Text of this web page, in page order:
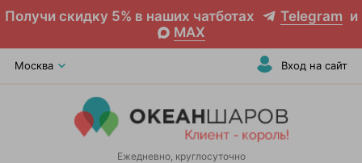
Получи скидку 5% в наших чатботах Telegram и
MAX
Москва Вход на сайт
Ежедневно, круглосуточно